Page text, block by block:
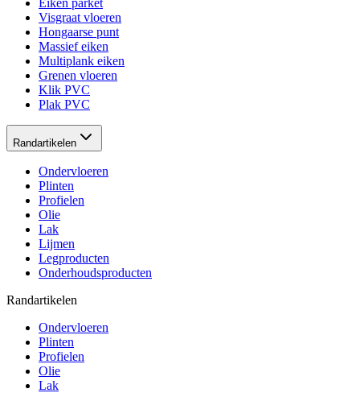
Visgraat vloeren
Hongaarse punt
Massief eiken
Multiplank eiken
Grenen vloeren
Klik PVC
Plak PVC
Randartikelen
Ondervloeren
Plinten
Profielen
Olie
Lak
Lijmen
Legproducten
Onderhoudsproducten
Randartikelen
Ondervloeren
Plinten
Profielen
Olie
Lak